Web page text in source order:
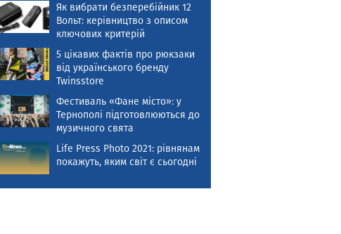
Як вибрати безперебійник 12
Вольт: керівництво з описом
ключових критерій
5 цікавих фактів про рюкзаки
від українського бренду
Twinsstore
Фестиваль «Фане місто»: у
Тернополі підготовлюються до
музичного свята
Life Press Photo 2021: рівнянам
покажуть, яким світ є сьогодні